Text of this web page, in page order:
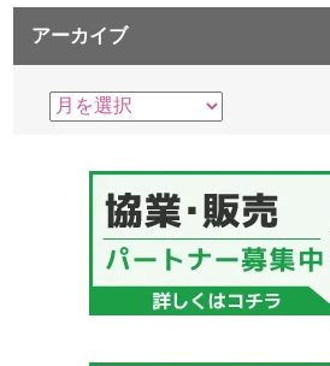
アーカイブ